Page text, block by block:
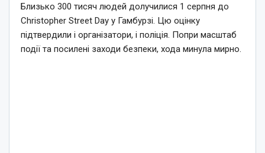
Близько 300 тисяч людей долучилися 1 серпня до
Christopher Street Day у Гамбурзі. Цю оцінку
підтвердили і організатори, і поліція. Попри масштаб
події та посилені заходи безпеки, хода минула мирно.